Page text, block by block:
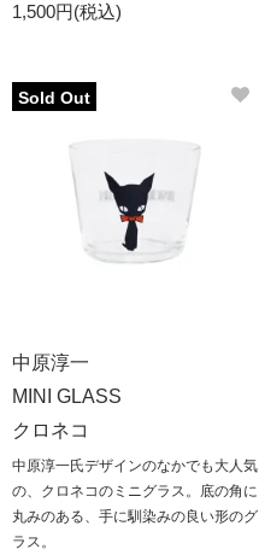
1,500円(税込)
Sold Out
中原淳一
MINI GLASS
クロネコ
中原淳一氏デザインのなかでも大人気
の、クロネコのミニグラス。底の角に
丸みのある、手に馴染みの良い形のグ
ラス。